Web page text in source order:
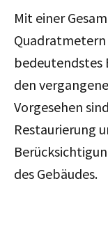
Mit einer
bedeutendstes
den
Vorgesehen
Restaurierung
des Gebäudes.